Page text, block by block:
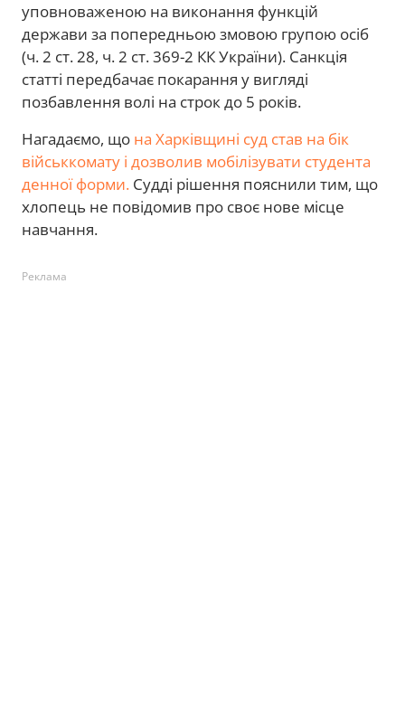
уповноваженою на виконання функцій
держави за попередньою змовою групою осіб
(ч. 2 ст. 28, ч. 2 ст. 369-2 КК України). Санкція
статті передбачає покарання у вигляді
позбавлення волі на строк до 5 років.
Нагадаємо, що на Харківщині суд став на бік
військкомату і дозволив мобілізувати студента
денної форми. Судді рішення пояснили тим, що
хлопець не повідомив про своє нове місце
навчання.
Реклама